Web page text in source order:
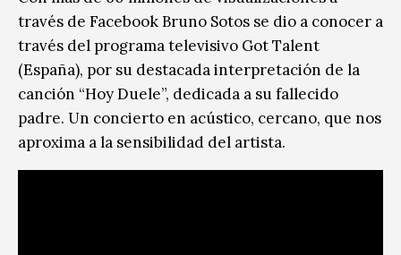
través de Facebook Bruno Sotos se dio a conocer a
través del programa televisivo Got Talent
(España), por su destacada interpretación de la
canción “Hoy Duele”, dedicada a su fallecido
padre. Un concierto en acústico, cercano, que nos
aproxima a la sensibilidad del artista.